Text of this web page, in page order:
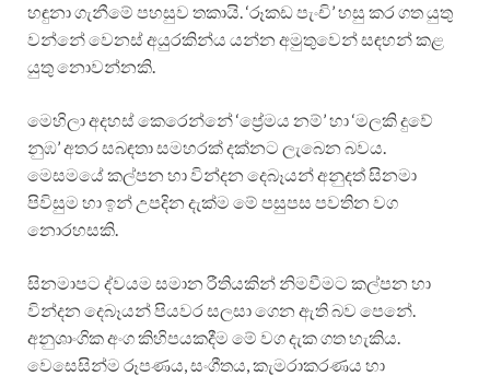
හඳුනා ගැනීමේ පහසුව තකායි. ‘රූකඩ පැංචි’ හසු කර ගත යුතු
වන්නේ වෙනස් අයුරකින්ය යන්න අමුතුවෙන් සඳහන් කළ
යුතු නොවන්නකි.
මෙහිලා අදහස් කෙරෙන්නේ ‘ප්‍රේමය නම්’ හා ‘මලකි දුවේ
නුඹ’ අතර සබඳතා සමහරක් දක්නට ලැබෙන බවය.
මෙසමයේ කල්පන හා වින්දන දෙබෑයන් අනුදත් සිනමා
පිවිසුම හා ඉන් උපදින දැක්ම මේ පසුපස පවතින වග
නොරහසකි.
සිනමාපට ද්වයම සමාන රීතියකින් නිමවීමට කල්පන හා
වින්දන දෙබෑයන් පියවර සලසා ගෙන ඇති බව පෙනේ.
අනුශාංගික අංග කිහිපයකදීම මේ වග දැක ගත හැකිය.
වෙසෙසින්ම රූපණය, සංගීතය, කැමරාකරණය හා